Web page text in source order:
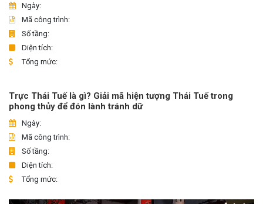
Ngày:
Mã công trình:
Số tầng:
Diện tích:
Tổng mức:
Trực Thái Tuế là gì? Giải mã hiện tượng Thái Tuế trong
phong thủy để đón lành tránh dữ
Ngày:
Mã công trình:
Số tầng:
Diện tích:
Tổng mức: